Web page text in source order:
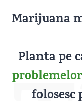
Marijuana
Planta pe